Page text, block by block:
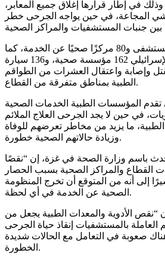
في إطار قرارها إغلاق جميع المعابر،
المجاعة، في حين يواجه الجرحى خطر
وأدت الحرب لإخراج 34 مستشفى و80 مركزًا صحيًا عن الخدمة، كما
استهدف الجيش الإسرائيلي 162 مؤسسة صحية، و136 سيارة
وإصابة واعتقال العشرات من الطواقم
الطبية بمناطق متفرقة من القطاع.
تقدم المؤسسات الطبية الخدمات الصحية
في حين لا يجد الجرحى العلاج الملائم
الطبية، ما يزيد من مخاطر تعرضهم للوفاة
وزيادة حالاتهم الصحية خطورة.
باسم وزارة الصحة في غزة، إن “نقصًا
القطاع والمراكز الصحية بسبب الحصار
إلى أنه من المتوقع أن تخرج المنظومة
الصحية عن الخدمة في أي لحظة.
“نقص الأدوية والمعدات الطبية يجعل من
بالمستشفيات إنقاذ حياة الجرحى
صعوبة في التعامل مع الحالات شديدة
الخطورة.